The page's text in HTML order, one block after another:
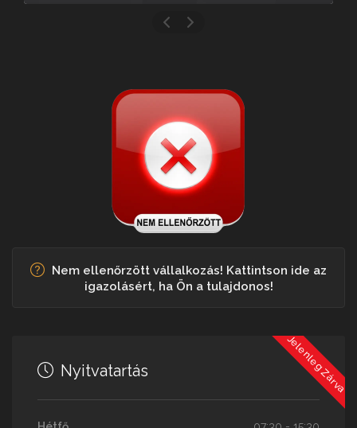
Nem ellenőrzött vállalkozás! Kattintson ide az
igazolásért, ha Ön a tulajdonos!
Jelenleg Zárva
Nyitvatartás